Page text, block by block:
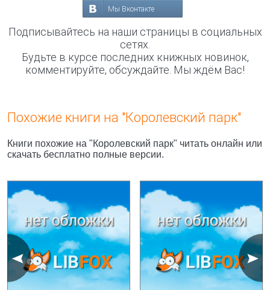
Мы Вконтакте
Подписывайтесь на наши страницы в социальных
сетях.
Будьте в курсе последних книжных новинок,
комментируйте, обсуждайте. Мы ждём Вас!
Похожие книги на "Королевский парк"
Книги похожие на "Королевский парк" читать онлайн или
скачать бесплатно полные версии.